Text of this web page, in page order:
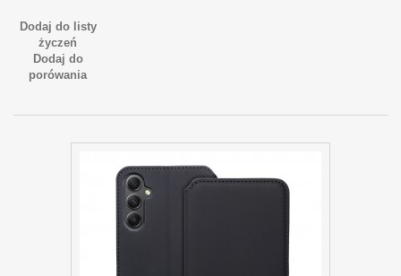
Dodaj do listy
życzeń
Dodaj do
porówania